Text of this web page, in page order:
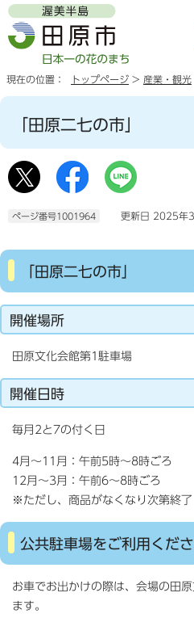
現在の位置： トップページ > 産業・観光
「田原二七の市」
ページ番号1001964 更新日 2025年3
「田原二七の市」
開催場所
田原文化会館第1駐車場
開催日時
毎月2と7の付く日
4月～11月：午前5時～8時ごろ
12月～3月：午前6～8時ごろ
※ただし、商品がなくなり次第終了
公共駐車場をご利用くだ
お車でお出かけの際は、会場の田
ます。